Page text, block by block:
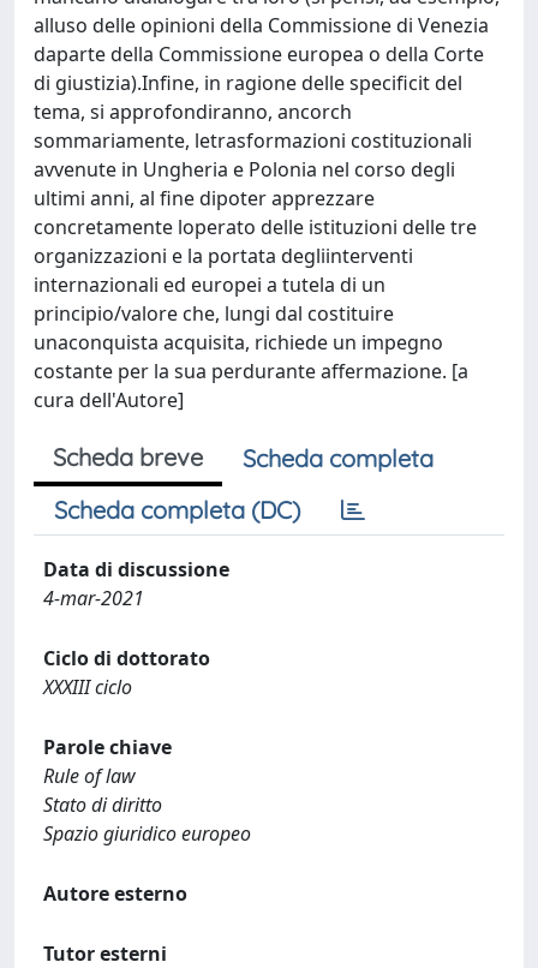
alluso delle opinioni della Commissione di Venezia
daparte della Commissione europea o della Corte
di giustizia).Infine, in ragione delle specificit del
tema, si approfondiranno, ancorch
sommariamente, letrasformazioni costituzionali
avvenute in Ungheria e Polonia nel corso degli
ultimi anni, al fine dipoter apprezzare
concretamente loperato delle istituzioni delle tre
organizzazioni e la portata degliinterventi
internazionali ed europei a tutela di un
principio/valore che, lungi dal costituire
unaconquista acquisita, richiede un impegno
costante per la sua perdurante affermazione. [a
cura dell'Autore]
Scheda breve
Scheda completa
Scheda completa (DC)
Data di discussione
4-mar-2021
Ciclo di dottorato
XXXIII ciclo
Parole chiave
Rule of law
Stato di diritto
Spazio giuridico europeo
Autore esterno
Tutor esterni